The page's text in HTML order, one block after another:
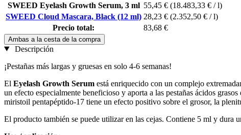
SWEED Eyelash Growth Serum, 3 ml 55,45 € (18.483,33 € / l)
SWEED Cloud Mascara, Black (12 ml) 28,23 € (2.352,50 € / l)
Precio total:
83,68 €
Ambas a la cesta de la compra
Descripción
¡Pestañas más largas y gruesas en solo 4-6 semanas!
El Eyelash Growth Serum está enriquecido con un complejo
un efecto especialmente beneficioso y aporta a las pestañas ácidos
miristoil pentapéptido-17 tiene un efecto positivo sobre el grosor, la
El producto también se puede utilizar en las cejas. Contiene 5 ml y dura